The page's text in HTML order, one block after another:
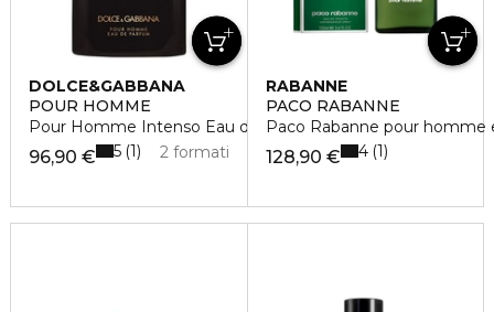
DOLCE&GABBANA
POUR HOMME
Pour Homme Intenso Eau de Parfum
96,90 € 2 formati
5 1
RABANNE
PACO RABANNE
Paco Rabanne pour homme
128,90 € 4 1